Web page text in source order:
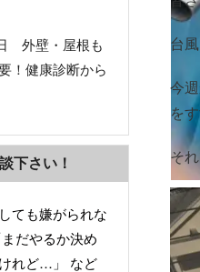
台
今
を
そ
外壁・屋根も
！健康診断から
下さい！
ても嫌がられな
だやるか決め
れど…」 など